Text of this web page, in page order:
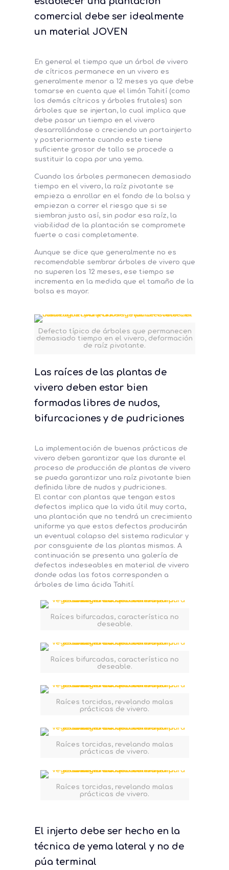
comercial debe ser idealmente
un material JOVEN
En general el tiempo que un árbol de vivero
de cítricos permanece en un vivero es
generalmente menor a 12 meses ya que debe
tomarse en cuenta que el limón Tahití (como
los demás cítricos y árboles frutales) son
árboles que se injertan, lo cual implica que
debe pasar un tiempo en el vivero
desarrollándose o creciendo un portainjerto
y posteriormente cuando este tiene
suficiente grosor de tallo se procede a
sustituir la copa por una yema.
Cuando los árboles permanecen demasiado
tiempo en el vivero, la raíz pivotante se
empieza a enrollar en el fondo de la bolsa y
empiezan a correr el riesgo que si se
siembran justo así, sin podar esa raíz, la
viabilidad de la plantación se compromete
fuerte o casi completamente.
Aunque se dice que generalmente no es
recomendable sembrar árboles de vivero que
no superen los 12 meses, ese tiempo se
incrementa en la medida que el tamaño de la
bolsa es mayor.
Defecto típico de árboles que permanecen
demasiado tiempo en el vivero, deformación
de raíz pivotante.
Las raíces de las plantas de
vivero deben estar bien
formadas libres de nudos,
bifurcaciones y de pudriciones
La implementación de buenas prácticas de
vivero deben garantizar que las durante el
proceso de producción de plantas de vivero
se pueda garantizar una raíz pivotante bien
definida libre de nudos y pudriciones.
El contar con plantas que tengan estos
defectos implica que la vida útil muy corta,
una plantación que no tendrá un crecimiento
uniforme ya que estos defectos producirán
un eventual colapso del sistema radicular y
por consguiente de las plantas mismas. A
continuación se presenta una galería de
defectos indeseables en material de vivero
donde odas las fotos corresponden a
árboles de lima ácida Tahití.
Raíces bifurcadas, característica no
deseable.
Raíces bifurcadas, característica no
deseable.
Raíces torcidas, revelando malas
prácticas de vivero.
Raíces torcidas, revelando malas
prácticas de vivero.
Raíces torcidas, revelando malas
prácticas de vivero.
El injerto debe ser hecho en la
técnica de yema lateral y no de
púa terminal